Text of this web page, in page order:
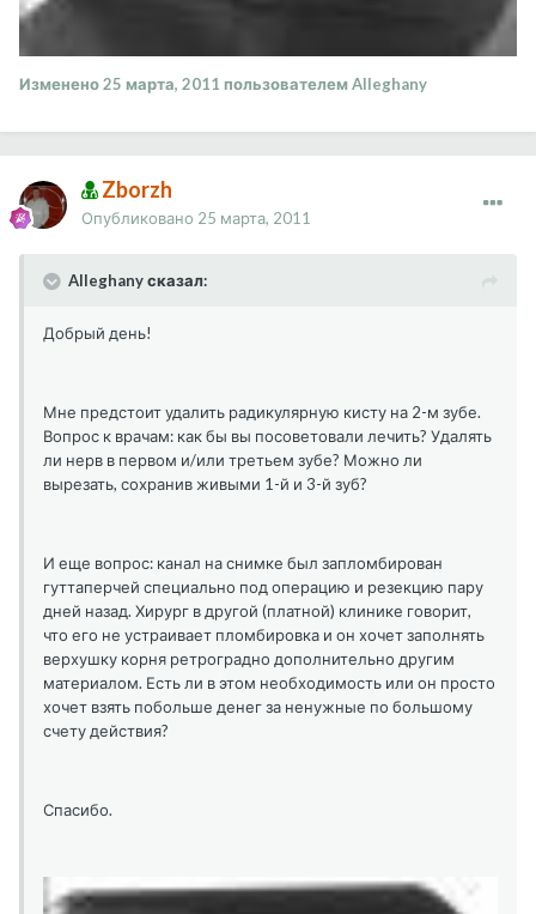
Изменено25 марта, 2011 пользователем Alleghany
Zborzh
Опубликовано 25 марта, 2011
Alleghany сказал:
Добрый день!
Мне предстоит удалить радикулярную кисту на 2-м зубе.
Вопрос к врачам: как бы вы посоветовали лечить? Удалять
ли нерв в первом и/или третьем зубе? Можно ли
вырезать, сохранив живыми 1-й и 3-й зуб?
И еще вопрос: канал на снимке был запломбирован
гуттаперчей специально под операцию и резекцию пару
дней назад. Хирург в другой (платной) клинике говорит,
что его не устраивает пломбировка и он хочет заполнять
верхушку корня ретроградно дополнительно другим
материалом. Есть ли в этом необходимость или он просто
хочет взять побольше денег за ненужные по большому
счету действия?
Спасибо.